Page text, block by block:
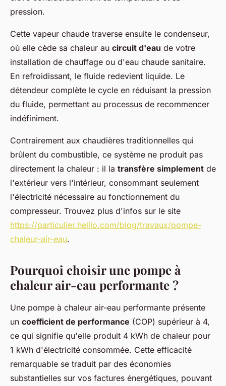
pression.
Cette vapeur chaude traverse ensuite le condenseur,
où elle cède sa chaleur au circuit d'eau de votre
installation de chauffage ou d'eau chaude sanitaire.
En refroidissant, le fluide redevient liquide. Le
détendeur complète le cycle en réduisant la pression
du fluide, permettant au processus de recommencer
indéfiniment.
Contrairement aux chaudières traditionnelles qui
brûlent du combustible, ce système ne produit pas
directement la chaleur : il la transfère simplement de
l'extérieur vers l'intérieur, consommant seulement
l'électricité nécessaire au fonctionnement du
compresseur. Trouvez plus d'infos sur le site
https://particulier.hellio.com/blog/travaux/pompe-
chaleur-air-eau.
Pourquoi choisir une pompe à
chaleur air-eau performante ?
Une pompe à chaleur air-eau performante présente
un coefficient de performance (COP) supérieur à 4,
ce qui signifie qu'elle produit 4 kWh de chaleur pour
1 kWh d'électricité consommée. Cette efficacité
remarquable se traduit par des économies
substantielles sur vos factures énergétiques, pouvant